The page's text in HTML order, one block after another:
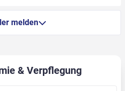
melden
& Verpflegung